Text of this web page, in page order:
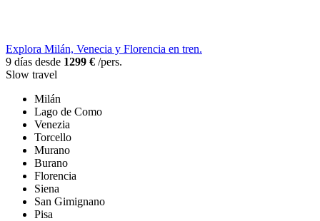
Explora Milán, Venecia y Florencia en tren.
9 días desde 1299 € /pers.
Slow travel
Milán
Lago de Como
Venezia
Torcello
Murano
Burano
Florencia
Siena
San Gimignano
Pisa